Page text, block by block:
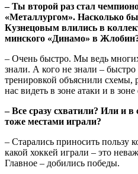
– Ты второй раз стал
«Металлургом». Насколько
Кузнецовым влились в
минского «Динамо» в
– Очень быстро. Мы ведь
знали. А кого не знали –
тренировкой объяснили схемы,
нас видеть в зоне атаки и в
– Все сразу схватили? Или и
тоже местами играли?
– Старались приносить пользу
какой хоккей играли – это
Главное – добились победы.